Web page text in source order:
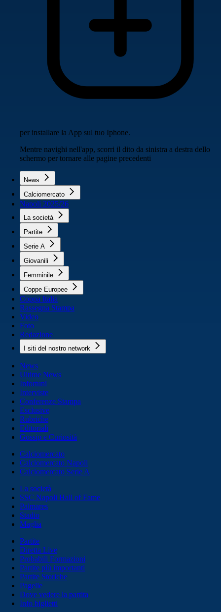
per installare la App sul tuo Iphone.
Mentre navighi nell'app, scorri il dito da sinistra a destra dello
schermo per tornare alle pagine precedenti
News
Calciomercato
Napoli 2025/26
La società
Partite
Serie A
Giovanili
Femminile
Coppe Europee
Coppa Italia
Rassegna Stampa
Video
Foto
Redazione
I siti del nostro network
News
Ultime News
Infortuni
Interviste
Conferenze Stampa
Esclusive
Rubriche
Editoriali
Gossip e Curiosità
Calciomercato
Calciomercato Napoli
Calciomercato Serie A
La società
SSC Napoli Hall of Fame
Palmares
Stadio
Maglia
Partite
Diretta Live
Probabili Formazioni
Partite più importanti
Partite Storiche
Pagelle
Dove vedere la partita
Info biglietti